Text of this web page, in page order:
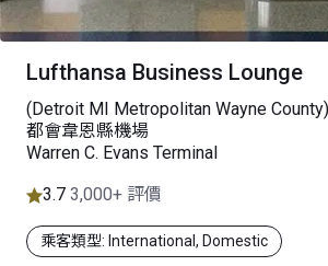
Lufthansa Business Lounge
(Detroit MI Metropolitan Wayne
都會韋恩縣機場
Warren C. Evans Terminal
3.7 3,000+ 評價
乘客類型: International, Domestic